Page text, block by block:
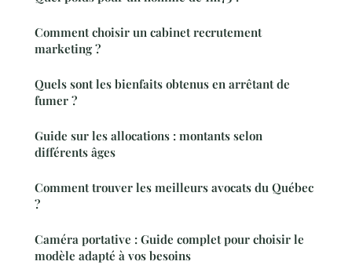
Comment choisir un cabinet recrutement
marketing ?
Quels sont les bienfaits obtenus en arrêtant de
fumer ?
Guide sur les allocations : montants selon
différents âges
Comment trouver les meilleurs avocats du Québec
?
Caméra portative : Guide complet pour choisir le
modèle adapté à vos besoins